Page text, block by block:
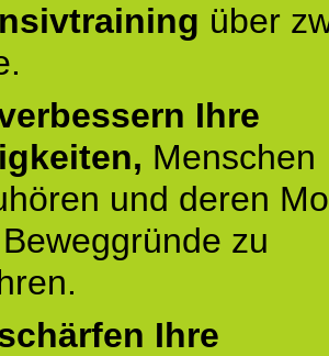
über
Ihre
Menschen
und deren
zu
Ihre